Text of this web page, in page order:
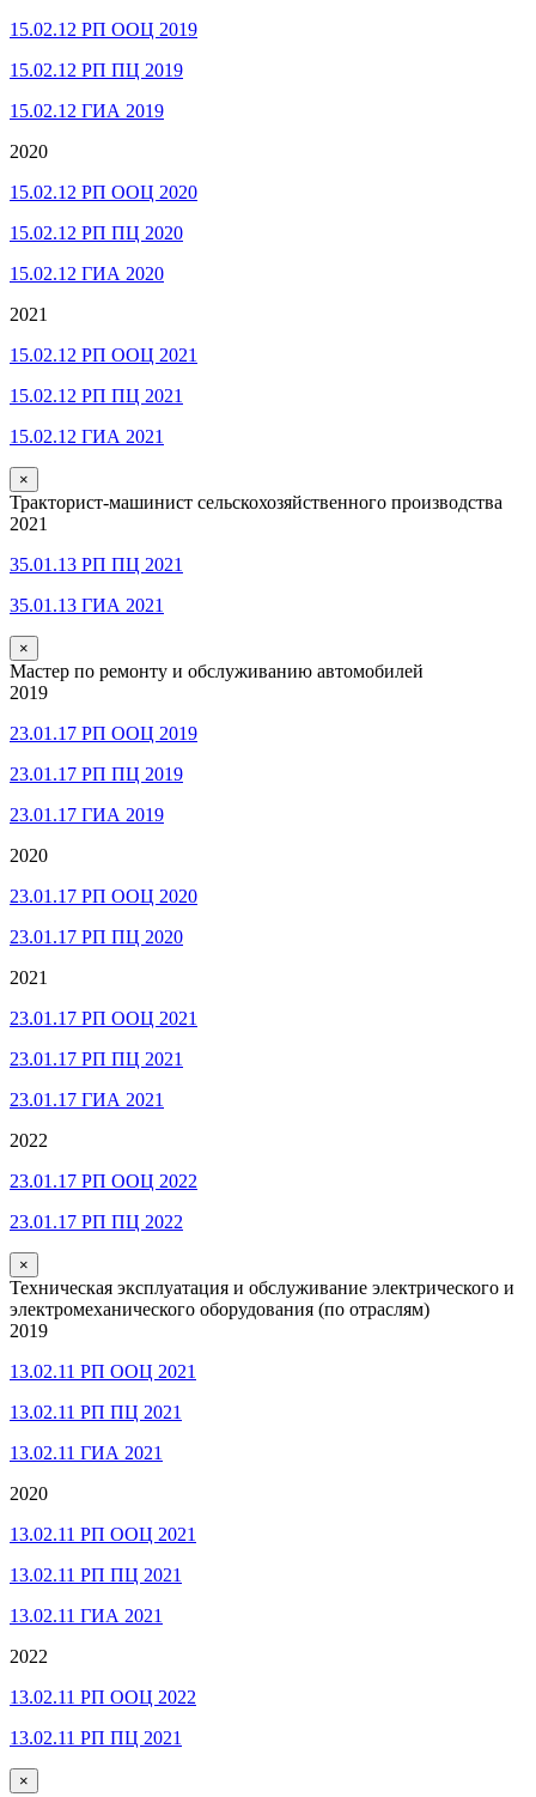
15.02.12 РП ООЦ 2019
15.02.12 РП ПЦ 2019
15.02.12 ГИА 2019
2020
15.02.12 РП ООЦ 2020
15.02.12 РП ПЦ 2020
15.02.12 ГИА 2020
2021
15.02.12 РП ООЦ 2021
15.02.12 РП ПЦ 2021
15.02.12 ГИА 2021
×
Тракторист-машинист сельскохозяйственного производства
2021
35.01.13 РП ПЦ 2021
35.01.13 ГИА 2021
×
Мастер по ремонту и обслуживанию автомобилей
2019
23.01.17 РП ООЦ 2019
23.01.17 РП ПЦ 2019
23.01.17 ГИА 2019
2020
23.01.17 РП ООЦ 2020
23.01.17 РП ПЦ 2020
2021
23.01.17 РП ООЦ 2021
23.01.17 РП ПЦ 2021
23.01.17 ГИА 2021
2022
23.01.17 РП ООЦ 2022
23.01.17 РП ПЦ 2022
×
Техническая эксплуатация и обслуживание электрического и
электромеханического оборудования (по отраслям)
2019
13.02.11 РП ООЦ 2021
13.02.11 РП ПЦ 2021
13.02.11 ГИА 2021
2020
13.02.11 РП ООЦ 2021
13.02.11 РП ПЦ 2021
13.02.11 ГИА 2021
2022
13.02.11 РП ООЦ 2022
13.02.11 РП ПЦ 2021
×